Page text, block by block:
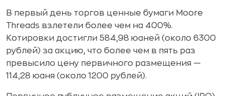
В первый день торгов ценные бумаги Moore
Threads взлетели более чем на 400%.
Котировки достигли 584,98 юаней (около 6300
рублей) за акцию, что более чем в пять раз
превысило цену первичного размещения —
114,28 юаня (около 1200 рублей).